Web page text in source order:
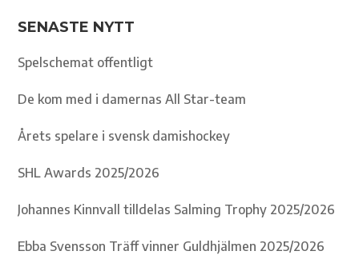
SENASTE NYTT
Spelschemat offentligt
De kom med i damernas All Star-team
Årets spelare i svensk damishockey
SHL Awards 2025/2026
Johannes Kinnvall tilldelas Salming Trophy 2025/2026
Ebba Svensson Träff vinner Guldhjälmen 2025/2026